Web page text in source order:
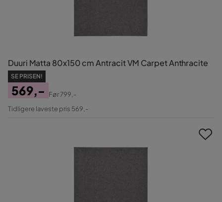
Duuri Matta 80x150 cm Antracit VM Carpet Anthracite
SE PRISEN!
Pris
569,-
Original
Før799,-
Tidligere laveste pris 569,-